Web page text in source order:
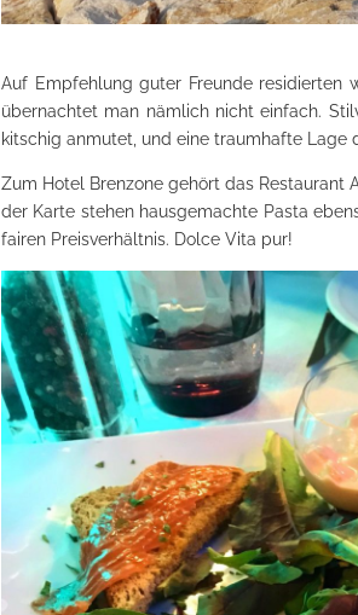
Auf Empfehlung guter Freunde residierten
übernachtet man nämlich nicht einfach.
kitschig anmutet, und eine traumhafte Lage
Zum Hotel Brenzone gehört das Restaurant
der Karte stehen hausgemachte Pasta
fairen Preisverhältnis. Dolce Vita pur!